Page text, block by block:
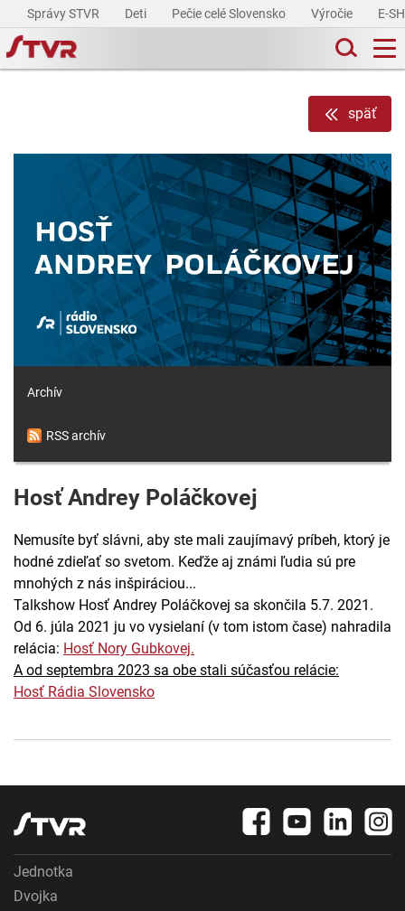
Správy STVR Deti Pečie celé Slovensko Výročie E-
späť
Archív
RSS archív
Hosť Andrey Poláčkovej
Nemusíte byť slávni, aby ste mali zaujímavý príbeh, ktorý je
hodné zdieľať so svetom. Keďže aj známi ľudia sú pre
mnohých z nás inšpiráciou...
Talkshow Hosť Andrey Poláčkovej sa skončila 5.7. 2021.
Od 6. júla 2021 ju vo vysielaní (v tom istom čase) nahradila
relácia: Hosť Nory Gubkovej.
A od septembra 2023 sa obe stali súčasťou relácie:
Hosť Rádia Slovensko
Jednotka
Dvojka